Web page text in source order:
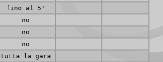
fino al 5'
no
no
no
tutta la gara